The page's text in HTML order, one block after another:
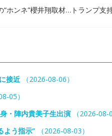
ホンネ”櫻井翔取材…トランプ
接近 （2026-08-06）
05）
・陣内貴美子生出演 （2026-08-
う指示” （2026-08-03）